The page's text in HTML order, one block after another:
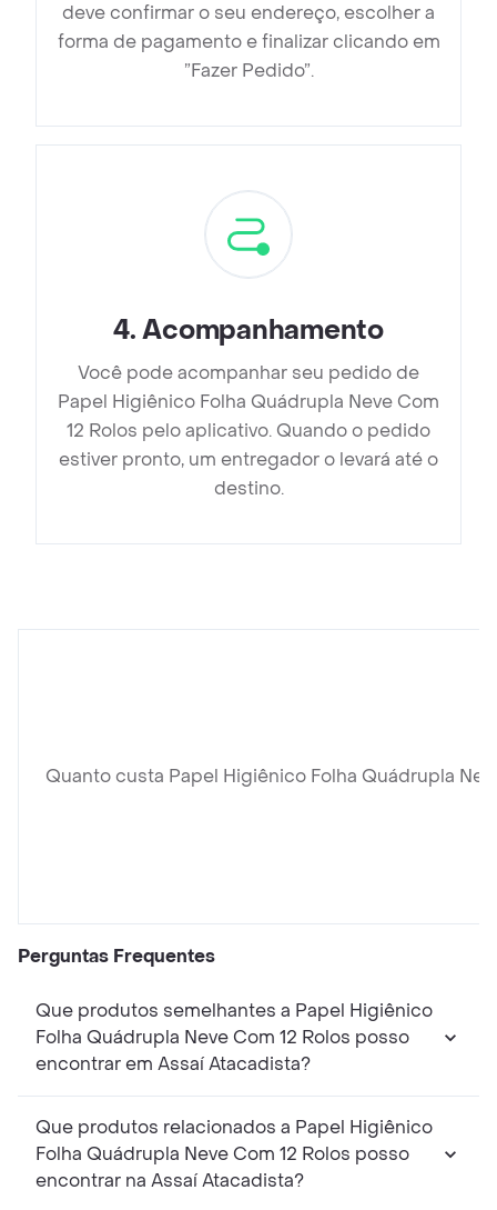
deve confirmar o seu endereço, escolher a
forma de pagamento e finalizar clicando em
”Fazer Pedido”.
4.Acompanhamento
Você pode acompanhar seu pedido de
Papel Higiênico Folha Quádrupla Neve Com
12 Rolos pelo aplicativo. Quando o pedido
estiver pronto, um entregador o levará até o
destino.
Quanto custa Papel Higiênico Folha Quádrupla
Perguntas Frequentes
Que produtos semelhantes a Papel Higiênico
Folha Quádrupla Neve Com 12 Rolos posso
encontrar em Assaí Atacadista?
Que produtos relacionados a Papel Higiênico
Folha Quádrupla Neve Com 12 Rolos posso
encontrar na Assaí Atacadista?